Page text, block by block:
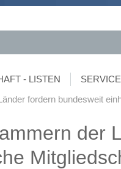
- LISTEN SERVICE
fordern bundesweit
der